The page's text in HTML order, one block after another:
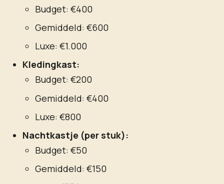
Budget: €400
Gemiddeld: €600
Luxe: €1.000
Kledingkast:
Budget: €200
Gemiddeld: €400
Luxe: €800
Nachtkastje (per stuk):
Budget: €50
Gemiddeld: €150